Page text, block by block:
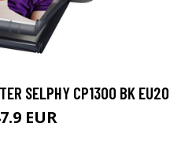
SELPHY CP1300 BK EU20
EUR